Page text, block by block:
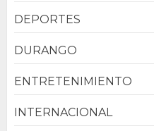
DEPORTES
DURANGO
ENTRETENIMIENTO
INTERNACIONAL